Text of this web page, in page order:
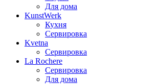
Для дома
KunstWerk
Кухня
Сервировка
Kvetna
Сервировка
La Rochere
Сервировка
Для дома